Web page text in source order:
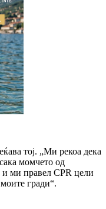
тој. „Ми рекоа дека
момчето од
и ми правел CPR цели
гради“.